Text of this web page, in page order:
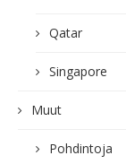
Qatar
Singapore
Muut
Pohdintoja